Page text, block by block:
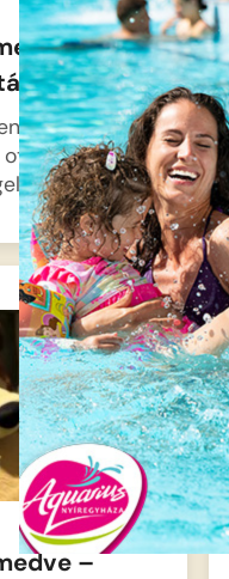
szeretné
otthonát, de
–